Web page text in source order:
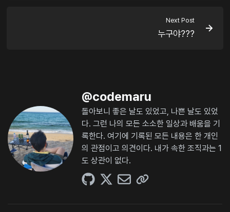
Next Post
누구야???
@codemaru
돌아보니 좋은 날도 있었고, 나쁜 날도 있었
다. 그런 나의 모든 소소한 일상과 배움을 기
록한다. 여기에 기록된 모든 내용은 한 개인
의 관점이고 의견이다. 내가 속한 조직과는 1
도 상관이 없다.